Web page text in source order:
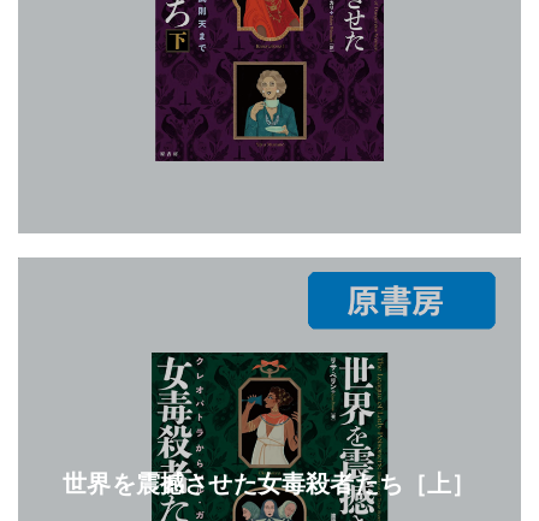
世界を震撼させた女毒殺者たち［上］